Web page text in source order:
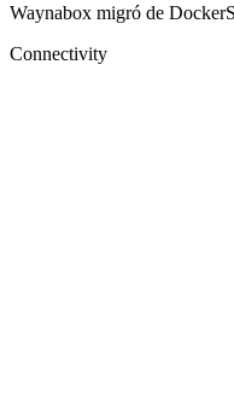
Waynabox migró de
Connectivity